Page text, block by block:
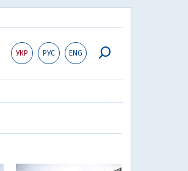
УКР РУС ENG